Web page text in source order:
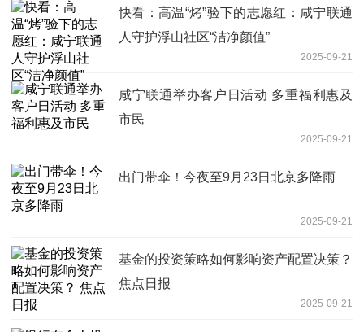
快看：高温“烤”验下的志愿红：咸宁联通
人守护浮山社区“洁净颜值”
2025-09-21
咸宁联通举办客户日活动 多重福利惠及
市民
2025-09-21
出门带伞！今夜至9月23日北京多降雨
2025-09-21
基金的投资策略如何影响资产配置决策？
焦点日报
2025-09-21